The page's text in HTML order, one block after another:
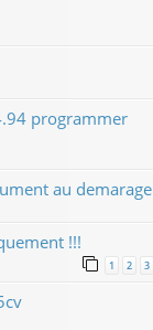
programmer
au demarage
!!!
1 2 3